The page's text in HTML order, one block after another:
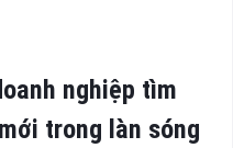
nghiệp tìm
trong làn sóng